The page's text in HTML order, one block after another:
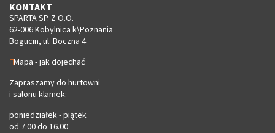
KONTAKT
SPARTA SP. Z O.O.
62-006 Kobylnica k\Poznania
Bogucin, ul. Boczna 4
Mapa - jak dojechać
Zapraszamy do hurtowni
i salonu klamek:
poniedziałek - piątek
od 7.00 do 16.00